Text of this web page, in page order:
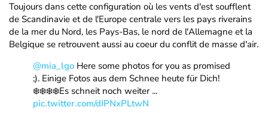
Toujours dans cette configuration où les vents d'est soufflent
de Scandinavie et de l'Europe centrale vers les pays riverains
de la mer du Nord, les Pays-Bas, le nord de l'Allemagne et la
Belgique se retrouvent aussi au coeur du conflit de masse d'air.
@mia_lgo Here some photos for you as promised
;). Einige Fotos aus dem Schnee heute für Dich!
❄️❄️❄️❄️Es schneit noch weiter ...
pic.twitter.com/dIPNxPLtwN